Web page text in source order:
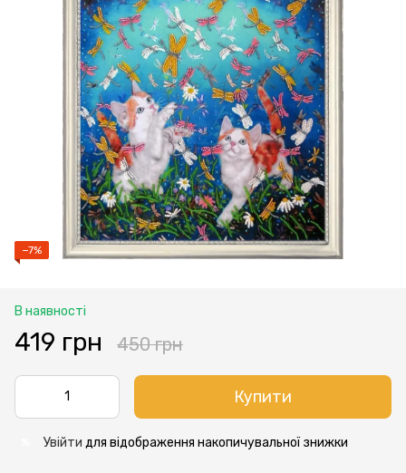
−7%
В наявності
419 грн 450 грн
Купити
Увійти для відображення накопичувальної знижки